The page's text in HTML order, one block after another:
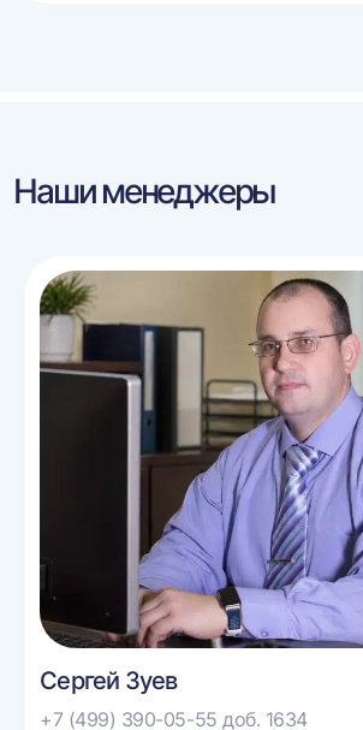
Наши менеджеры
Сергей Зуев
+7 (499) 390-05-55 доб. 1634